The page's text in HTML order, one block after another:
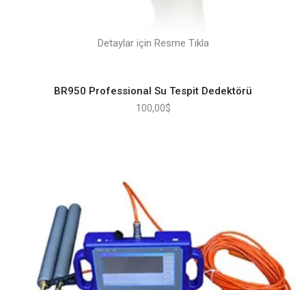
Detaylar için Resme Tıkla
BR950 Professional Su Tespit Dedektörü
100,00$